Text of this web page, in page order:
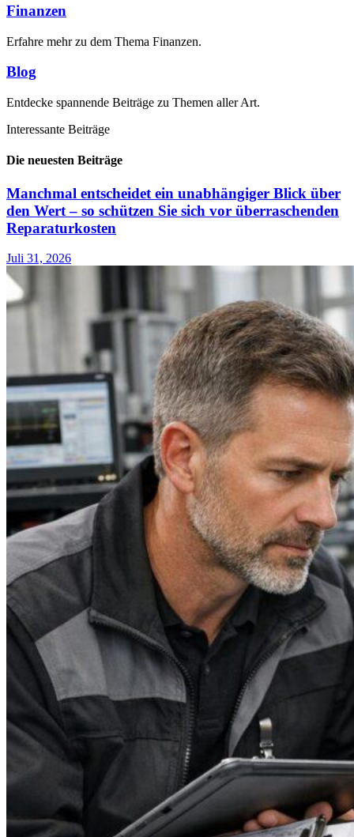
Finanzen
Erfahre mehr zu dem Thema Finanzen.
Blog
Entdecke spannende Beiträge zu Themen aller Art.
Interessante Beiträge
Die neuesten Beiträge
Manchmal entscheidet ein unabhängiger Blick über
den Wert – so schützen Sie sich vor überraschenden
Reparaturkosten
Juli 31, 2026